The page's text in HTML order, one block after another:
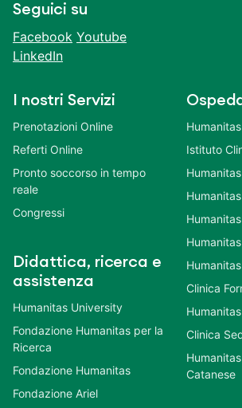
Seguici su
Facebook Youtube
LinkedIn
I nostri Servizi
Prenotazioni Online
Referti Online
Pronto soccorso in tempo
reale
Congressi
Didattica, ricerca e
assistenza
Humanitas University
Fondazione Humanitas per la
Ricerca
Fondazione Humanitas
Fondazione Ariel
Istituto
Clinica
Clinica
Catanese